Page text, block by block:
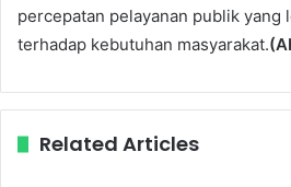
percepatan pelayanan publik yang
terhadap kebutuhan masyarakat.
Related Articles